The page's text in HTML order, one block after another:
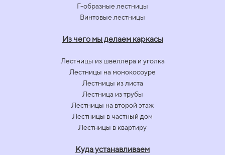
Г-образные лестницы
Винтовые лестницы
Из чего мы делаем каркасы
Лестницы из швеллера и уголка
Лестницы на монокосоуре
Лестницы из листа
Лестница из трубы
Лестницы на второй этаж
Лестницы в частный дом
Лестницы в квартиру
Куда устанавливаем